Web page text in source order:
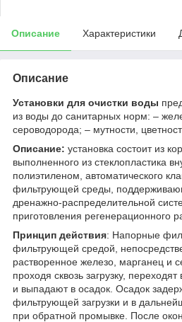
Описание Характеристики
Описание
Установки для очистки воды
из воды до санитарных норм: –
сероводорода; – мутности,
Описание: установка состоит из
выполненного из стеклопластика
полиэтиленом, автоматического
фильтрующей среды,
дренажно-распределительной
приготовления регенерационного
Принцип действия: Напорные
фильтрующей средой,
растворенное железо, марганец и
проходя сквозь загрузку,
и выпадают в осадок. Осадок
фильтрующей загрузки и в
при обратной промывке. После